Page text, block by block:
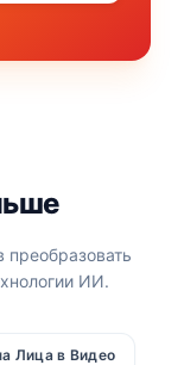
преобразовать
ИИ.
Лица в Видео